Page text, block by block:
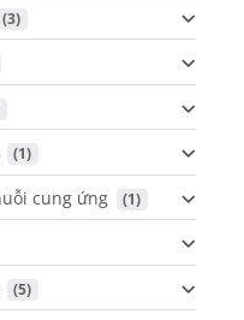
(3)
(1)
cung ứng (1)
(5)